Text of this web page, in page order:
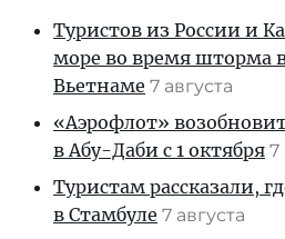
Туристов из России и
море во время шторма
Вьетнаме 7 августа
«Аэрофлот»
в Абу-Даби с 1 октября 7
Туристам рассказали,
в Стамбуле 7 августа